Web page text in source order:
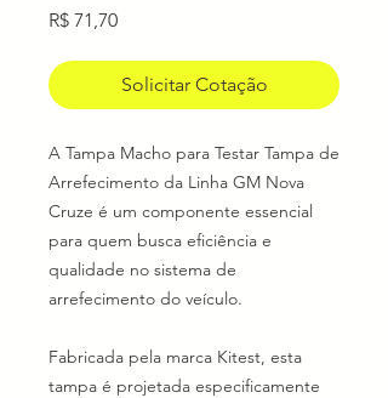
R$ 71,70Preço
Solicitar Cotação
A Tampa Macho para Testar Tampa de
Arrefecimento da Linha GM Nova
Cruze é um componente essencial
para quem busca eficiência e
qualidade no sistema de
arrefecimento do veículo.
Fabricada pela marca Kitest, esta
tampa é projetada especificamente